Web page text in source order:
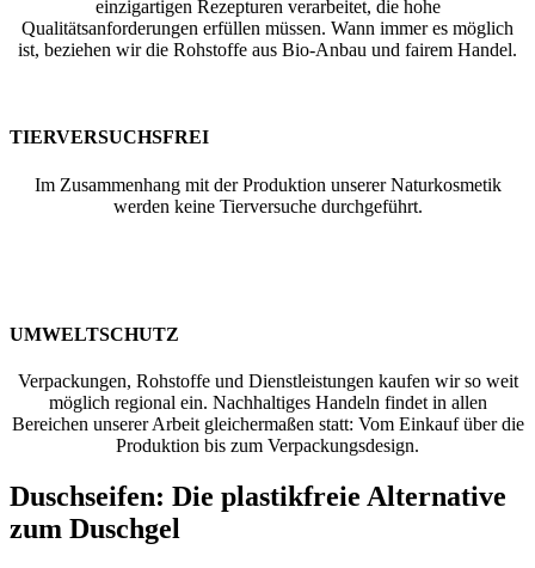
einzigartigen Rezepturen verarbeitet, die hohe
Qualitätsanforderungen erfüllen müssen. Wann immer es möglich
ist, beziehen wir die Rohstoffe aus Bio-Anbau und fairem Handel.
TIERVERSUCHSFREI
Im Zusammenhang mit der Produktion unserer Naturkosmetik
werden keine Tierversuche durchgeführt.
UMWELTSCHUTZ
Verpackungen, Rohstoffe und Dienstleistungen kaufen wir so weit
möglich regional ein. Nachhaltiges Handeln findet in allen
Bereichen unserer Arbeit gleichermaßen statt: Vom Einkauf über die
Produktion bis zum Verpackungsdesign.
Duschseifen: Die plastikfreie Alternative
zum Duschgel